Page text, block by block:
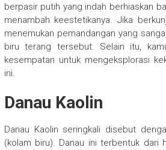
berpasir putih yang indah berhiaskan
menambah keestetikanya. Jika
menemukan pemandangan yang
biru terang tersebut. Selain itu,
kesempatan untuk mengeksplorasi
ini.
Danau Kaolin
Danau Kaolin seringkali disebut
(kolam biru). Danau ini terbentuk dari